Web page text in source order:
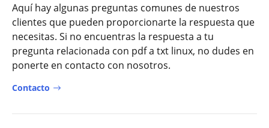
Aquí hay algunas preguntas comunes de nuestros
clientes que pueden proporcionarte la respuesta que
necesitas. Si no encuentras la respuesta a tu
pregunta relacionada con pdf a txt linux, no dudes en
ponerte en contacto con nosotros.
Contacto